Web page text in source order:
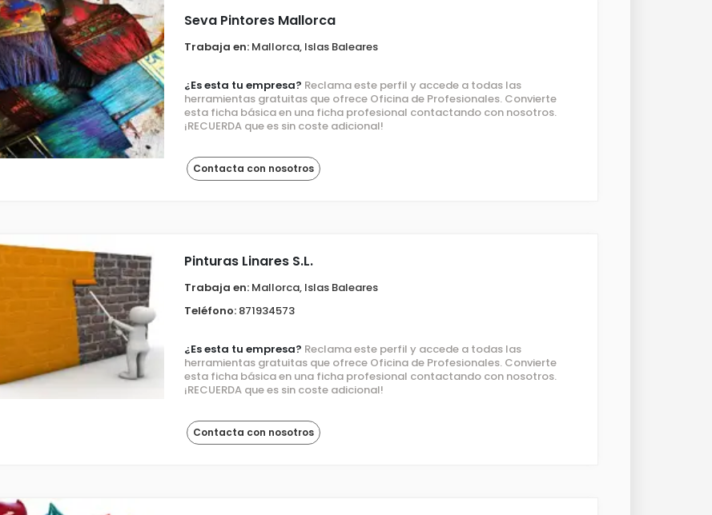
Seva Pintores Mallorca
Trabaja en: Mallorca, Islas Baleares
¿Es esta tu empresa? Reclama este perfil y accede a todas las
herramientas gratuitas que ofrece Oficina de Profesionales. Convierte
esta ficha básica en una ficha profesional contactando con nosotros.
¡RECUERDA que es sin coste adicional!
Contacta con nosotros
Pinturas Linares S.L.
Trabaja en: Mallorca, Islas Baleares
Teléfono: 871934573
¿Es esta tu empresa? Reclama este perfil y accede a todas las
herramientas gratuitas que ofrece Oficina de Profesionales. Convierte
esta ficha básica en una ficha profesional contactando con nosotros.
¡RECUERDA que es sin coste adicional!
Contacta con nosotros